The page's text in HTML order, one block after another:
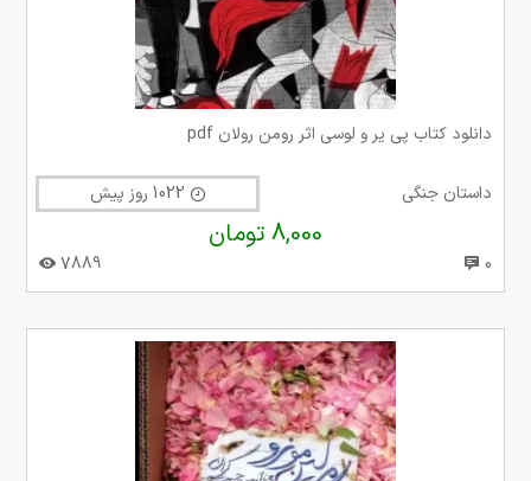
دانلود کتاب پی یر و لوسی اثر رومن رولان pdf
داستان جنگی
8,000 تومان
0
7889